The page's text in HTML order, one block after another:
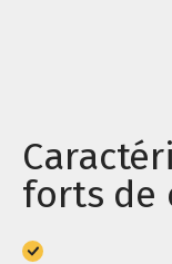
forts de